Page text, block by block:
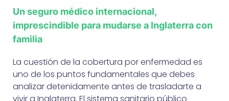
Un seguro médico internacional,
imprescindible para mudarse a Inglaterra con
familia
La cuestión de la cobertura por enfermedad es
uno de los puntos fundamentales que debes
analizar detenidamente antes de trasladarte a